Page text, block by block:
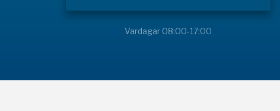
Vardagar 08:00-17:00